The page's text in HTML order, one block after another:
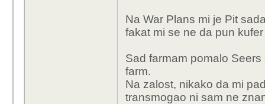
Na War Plans mi je Pit
fakat mi se ne da pun
Sad farmam pomalo
farm.
Na zalost, nikako da mi
transmogao ni sam ne